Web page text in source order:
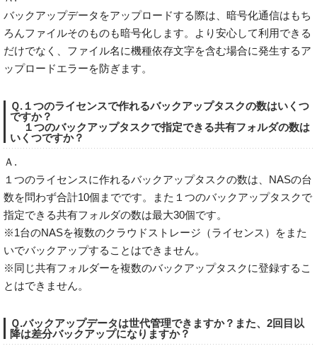
バックアップデータをアップロードする際は、暗号化通信はもち
ろんファイルそのものも暗号化します。より安心して利用できる
だけでなく、ファイル名に機種依存文字を含む場合に発生するア
ップロードエラーを防ぎます。
Ｑ.１つのライセンスで作れるバックアップタスクの数はいくつ
ですか？
１つのバックアップタスクで指定できる共有フォルダの数は
いくつですか？
Ａ.
１つのライセンスに作れるバックアップタスクの数は、NASの台
数を問わず合計10個までです。また１つのバックアップタスクで
指定できる共有フォルダの数は最大30個です。
※1台のNASを複数のクラウドストレージ（ライセンス）をまた
いでバックアップすることはできません。
※同じ共有フォルダーを複数のバックアップタスクに登録するこ
とはできません。
Ｑ.バックアップデータは世代管理できますか？また、2回目以
降は差分バックアップになりますか？